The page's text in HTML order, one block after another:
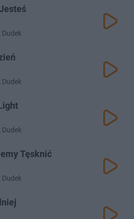
Dudek
Dudek
Dudek
Tęsknić
Dudek